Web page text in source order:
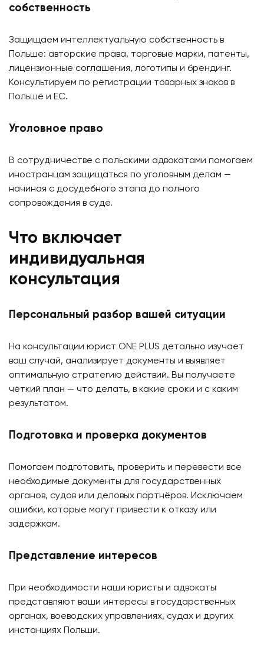
собственность
Защищаем интеллектуальную собственность в
Польше: авторские права, торговые марки, патенты,
лицензионные соглашения, логотипы и брендинг.
Консультируем по регистрации товарных знаков в
Польше и ЕС.
Уголовное право
В сотрудничестве с польскими адвокатами помогаем
иностранцам защищаться по уголовным делам —
начиная с досудебного этапа до полного
сопровождения в суде.
Что включает
индивидуальная
консультация
Персональный разбор вашей ситуации
На консультации юрист ONE PLUS детально изучает
ваш случай, анализирует документы и выявляет
оптимальную стратегию действий. Вы получаете
чёткий план — что делать, в какие сроки и с каким
результатом.
Подготовка и проверка документов
Помогаем подготовить, проверить и перевести все
необходимые документы для государственных
органов, судов или деловых партнёров. Исключаем
ошибки, которые могут привести к отказу или
задержкам.
Представление интересов
При необходимости наши юристы и адвокаты
представляют ваши интересы в государственных
органах, воеводских управлениях, судах и других
инстанциях Польши.